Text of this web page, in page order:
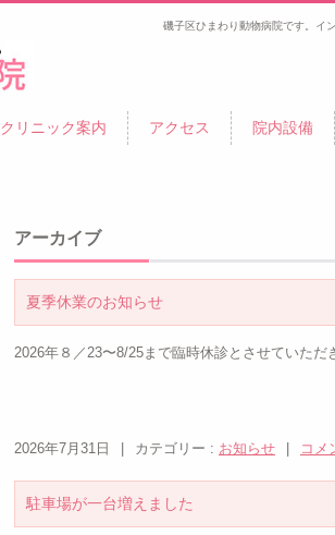
磯子区ひまわり動物病院です。イ
クリニック案内 アクセス 院内設備
アーカイブ
夏季休業のお知らせ
2026年８／23〜8/25まで臨時休診とさせていただ
2026年7月31日 カテゴリー : お知らせ コメ
駐車場が一台増えました